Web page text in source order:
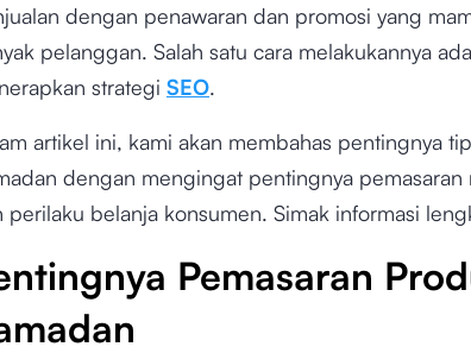
dengan penawaran dan promosi yang
pelanggan. Salah satu cara melakukannya
strategi SEO.
artikel ini, kami akan membahas pentingnya
dengan mengingat pentingnya
perilaku belanja konsumen. Simak informasi
Pemasaran